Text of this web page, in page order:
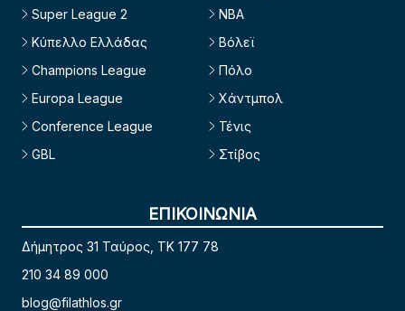
Super League 2
Κύπελλο Ελλάδας
Champions League
Europa League
Conference League
GBL
NBA
Βόλεϊ
Πόλο
Χάντμπολ
Τένις
Στίβος
ΕΠΙΚΟΙΝΩΝΙΑ
Δήμητρος 31 Ταύρος, TK 177 78
210 34 89 000
blog@filathlos.gr